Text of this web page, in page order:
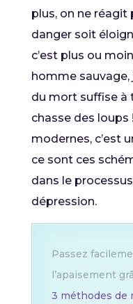
plus, on ne réagit
danger soit
c’est plus ou
homme
du mort suffise à
chasse des loups
modernes, c’est
ce sont ces
dans le
dépression.
Passez
l’apaisement
3 méthodes de